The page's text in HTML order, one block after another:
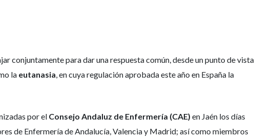
conjuntamente para dar una respuesta común, desde un punto de vista
la eutanasia , en cuya regulación aprobada este año en España la
por el Consejo Andaluz de Enfermería (CAE) en Jaén los días
de Enfermería de Andalucía, Valencia y Madrid; así como miembros